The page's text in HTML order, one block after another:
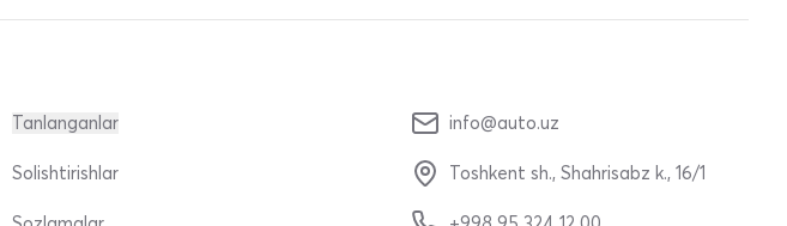
Tanlanganlar
Solishtirishlar
info@auto.uz
Toshkent sh., Shahrisabz k., 16/1